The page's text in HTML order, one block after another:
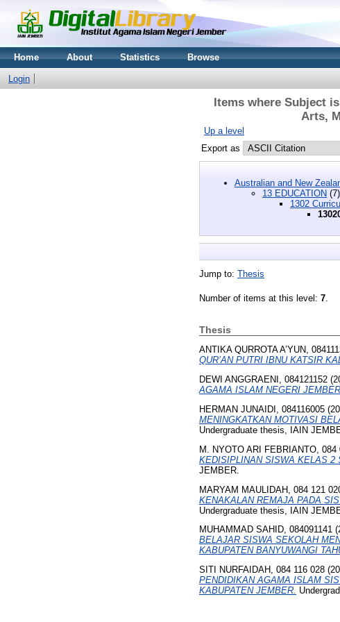
Home About Statistics Browse
Login
Items where Subject
Arts,
Up a level
Export as
Australian and New
13 EDUCATION (7)
1302
Jump to: Thesis
Number of items at this level: 7
Thesis
ANTIKA QURROTA A’YUN,
QUR’AN PUTRI IBNU KATSIR
DEWI ANGGRAENI, 084121152
AGAMA ISLAM NEGERI
HERMAN JUNAIDI, 084116005
MENINGKATKAN MOTIVASI
Undergraduate thesis, IAIN
M. NYOTO ARI FEBRIANTO, 084
KEDISIPLINAN SISWA KELAS 2
JEMBER.
MARYAM MAULIDAH, 084 121
KENAKALAN REMAJA PADA
Undergraduate thesis, IAIN
MUHAMMAD SAHID, 084091141
BELAJAR SISWA SEKOLAH
KABUPATEN BANYUWANGI
SITI NURFAIDAH, 084 116 028
PENDIDIKAN AGAMA ISLAM
KABUPATEN JEMBER.